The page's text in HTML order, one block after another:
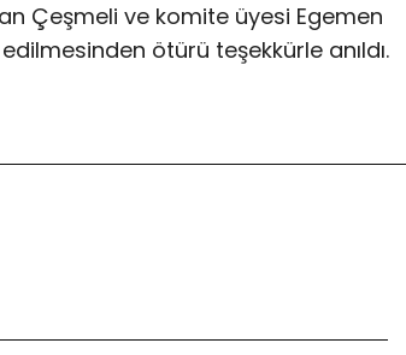
Çeşmeli ve komite üyesi Egemen
ötürü teşekkürle anıldı.